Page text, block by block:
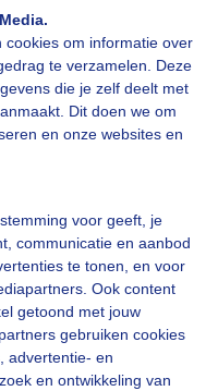
cookies om informatie over
te verzamelen. Deze
die je zelf deelt met
Dit doen we om
en onze websites en
voor geeft, je
communicatie en aanbod
te tonen, en voor
Ook content
getoond met jouw
gebruiken cookies
advertentie- en
en ontwikkeling van
aub...